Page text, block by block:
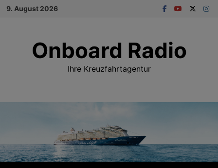
Zum
9. August 2026
Onboard Radio
Ihre Kreuzfahrtagentur